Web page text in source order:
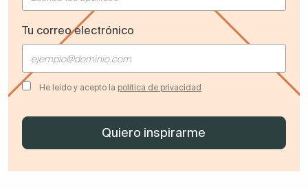
Tu correo electrónico
He leído y acepto la política de privacidad